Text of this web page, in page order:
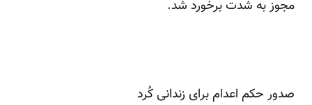
مجوز به شدت برخورد شد.
صدور حکم اعدام برای زندانی کُرد